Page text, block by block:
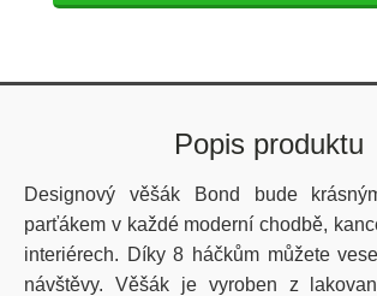
Popis produktu
Designový věšák Bond bude
parťákem v každé moderní chodbě,
interiérech. Díky 8 háčkům můžete
návštěvy. Věšák je vyroben z